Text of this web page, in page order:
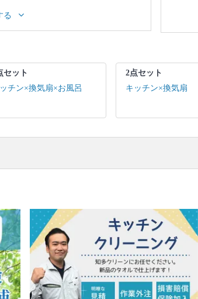
れるキッチンクリーニングの作業
掃
ください。
一部プロモーションを含む場合があ
る
セット
チン×換気扇×お風呂
2点セット
キッチン×換気扇